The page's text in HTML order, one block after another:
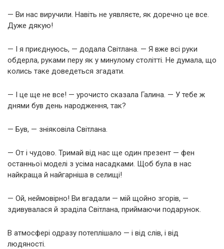
— Ви нас виручили. Навіть не уявляєте, як доречно це все.
Дуже дякую!
— І я приєднуюсь, — додала Світлана. — Я вже всі руки
обдерла, руками перу як у минулому столітті. Не думала, що
колись таке доведеться згадати.
— І це ще не все! — урочисто сказала Галина. — У тебе ж
днями був день народження, так?
— Був, — зніяковіла Світлана.
— От і чудово. Тримай від нас ще один презент — фен
останньої моделі з усіма насадками. Щоб була в нас
найкраща й найгарніша в селищі!
— Ой, неймовірно! Ви вгадали — мій щойно згорів, —
здивувалася й зраділа Світлана, приймаючи подарунок.
В атмосфері одразу потеплішало — і від слів, і від
людяності.